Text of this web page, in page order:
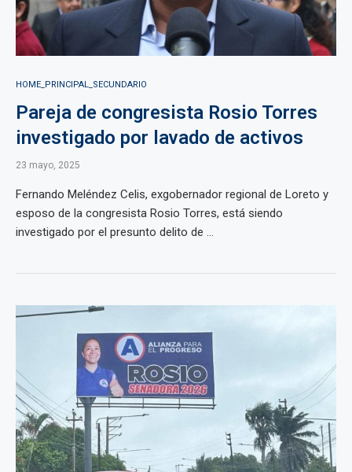
HOME_PRINCIPAL_SECUNDARIO
Pareja de congresista Rosio Torres
investigado por lavado de activos
23 mayo, 2025
Fernando Meléndez Celis, exgobernador regional de Loreto y
esposo de la congresista Rosio Torres, está siendo
investigado por el presunto delito de ...